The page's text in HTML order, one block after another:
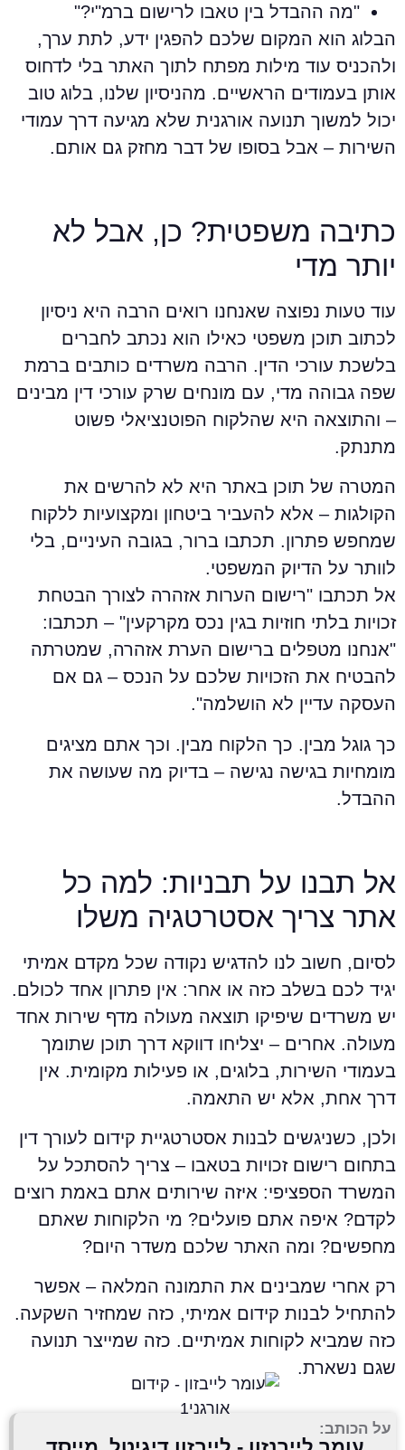
"מה ההבדל בין טאבו לרישום ברמ"י?"
הבלוג הוא המקום שלכם להפגין ידע, לתת ערך,
ולהכניס עוד מילות מפתח לתוך האתר בלי לדחוס
אותן בעמודים הראשיים. מהניסיון שלנו, בלוג טוב
יכול למשוך תנועה אורגנית שלא מגיעה דרך עמודי
השירות – אבל בסופו של דבר מחזק גם אותם.
כתיבה משפטית? כן, אבל לא
יותר מדי
עוד טעות נפוצה שאנחנו רואים הרבה היא ניסיון
לכתוב תוכן משפטי כאילו הוא נכתב לחברים
בלשכת עורכי הדין. הרבה משרדים כותבים ברמת
שפה גבוהה מדי, עם מונחים שרק עורכי דין מבינים
– והתוצאה היא שהלקוח הפוטנציאלי פשוט
מתנתק.
המטרה של תוכן באתר היא לא להרשים את
הקולגות – אלא להעביר ביטחון ומקצועיות ללקוח
שמחפש פתרון. תכתבו ברור, בגובה העיניים, בלי
לוותר על הדיוק המשפטי.
אל תכתבו "רישום הערות אזהרה לצורך הבטחת
זכויות בלתי חוזיות בגין נכס מקרקעין" – תכתבו:
"אנחנו מטפלים ברישום הערת אזהרה, שמטרתה
להבטיח את הזכויות שלכם על הנכס – גם אם
העסקה עדיין לא הושלמה".
כך גוגל מבין. כך הלקוח מבין. וכך אתם מציגים
מומחיות בגישה נגישה – בדיוק מה שעושה את
ההבדל.
אל תבנו על תבניות: למה כל
אתר צריך אסטרטגיה משלו
לסיום, חשוב לנו להדגיש נקודה שכל מקדם אמיתי
יגיד לכם בשלב כזה או אחר: אין פתרון אחד לכולם.
יש משרדים שיפיקו תוצאה מעולה מדף שירות אחד
מעולה. אחרים – יצליחו דווקא דרך תוכן שתומך
בעמודי השירות, בלוגים, או פעילות מקומית. אין
דרך אחת, אלא יש התאמה.
ולכן, כשניגשים לבנות אסטרטגיית קידום לעורך דין
בתחום רישום זכויות בטאבו – צריך להסתכל על
המשרד הספציפי: איזה שירותים אתם באמת רוצים
לקדם? איפה אתם פועלים? מי הלקוחות שאתם
מחפשים? ומה האתר שלכם משדר היום?
רק אחרי שמבינים את התמונה המלאה – אפשר
להתחיל לבנות קידום אמיתי, כזה שמחזיר השקעה.
כזה שמביא לקוחות אמיתיים. כזה שמייצר תנועה
שגם נשארת.
על הכותב: